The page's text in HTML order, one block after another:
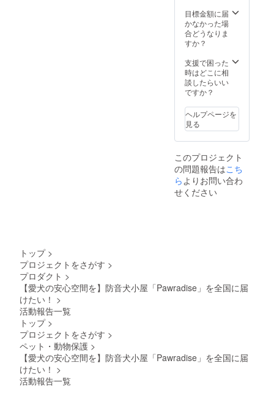
ら6ヶ月
間。 ※
不適切
な使用
らし設
置・分
解改造
など）
対象
外。
証の有
無、保
証の適
用条
証期間
あり。
通常使
用によ
不良は
無償交
換（商
品到着
内に連
絡）。
保証期
間：購
入日か
など）
は保証
快適空
間を提
供する
犬小屋
室内設
置推
奨。換
気扇・
で通気
性も確
保。入
口ドア
ク可
能。 ・
取扱説
明書の
有無・
件、保
証期間
無償交
換（商
奥行き
90cm
80kg ・
素材：
（構造
部
分）、
防音吸
ポリエ
ステル
（内
装）、
レス
（金具
部品）
・使用
方法：
奨。換
気扇・
はロッ
ク可
目標金額に届
かなかった場
合どうなりま
すか？
支援で困った
時はどこに相
談したらいい
ですか？
ヘルプページを
見る
このプロジェクト
の問題報告はこち
らよりお問い合わ
せください
トップ >
プロジェクトをさがす >
プロダクト >
【愛犬の安心空間を】防音犬小屋「Pawradise」を全国に届
けたい！ >
活動報告一覧
トップ >
プロジェクトをさがす >
ペット・動物保護 >
【愛犬の安心空間を】防音犬小屋「Pawradise」を全国に届
けたい！ >
活動報告一覧